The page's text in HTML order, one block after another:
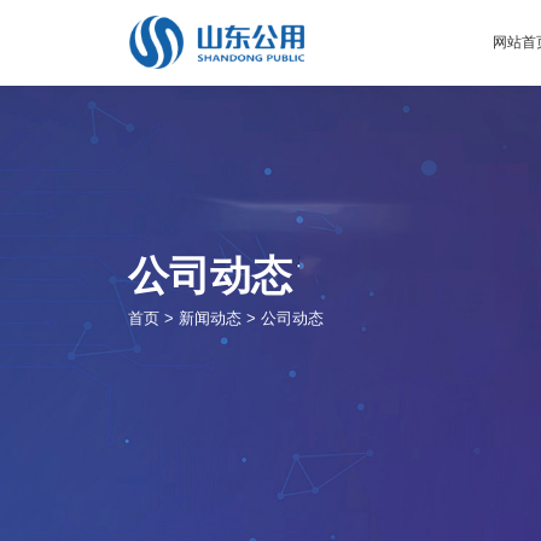
网站首
公司动态
首页 > 新闻动态 >公司动态